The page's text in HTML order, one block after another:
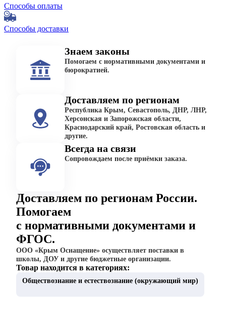
Способы оплаты
Способы доставки
Знаем законы
Помогаем с нормативными документами и
бюрократией.
Доставляем по регионам
Республика Крым, Севастополь, ДНР, ЛНР,
Херсонская и Запорожская области,
Краснодарский край, Ростовская область и
другие.
Всегда на связи
Сопровождаем после приёмки заказа.
Доставляем по регионам России.
Помогаем
с нормативными документами и
ФГОС.
ООО «Крым Оснащение» осуществляет поставки в
школы, ДОУ и другие бюджетные организации.
Товар находится в категориях:
Обществознание и естествознание (окружающий мир)